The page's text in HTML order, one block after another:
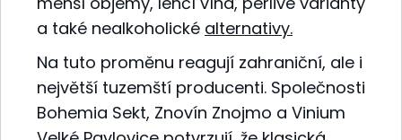
a také nealkoholické alternativy.
Na tuto proměnu reagují zahraniční, ale i
největší tuzemští producenti. Společnosti
Bohemia Sekt, Znovín Znojmo a Vinium